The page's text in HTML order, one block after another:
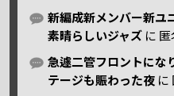
新編成新メンバー新ユ
素晴らしいジャズ に 匿
急遽二管フロントにな
テージも賑わった夜 に